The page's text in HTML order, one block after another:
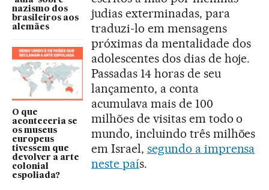
nazismo dos
brasileiros aos
alemães
O que
aconteceria se
os museus
europeus
tivessem que
devolver a arte
colonial
espoliada?
judias exterminadas, para
traduzi-lo em mensagens
próximas da mentalidade dos
adolescentes dos dias de hoje.
Passadas 14 horas de seu
lançamento, a conta
acumulava mais de 100
milhões de visitas em todo o
mundo, incluindo três milhões
em Israel, segundo a imprensa
neste país.